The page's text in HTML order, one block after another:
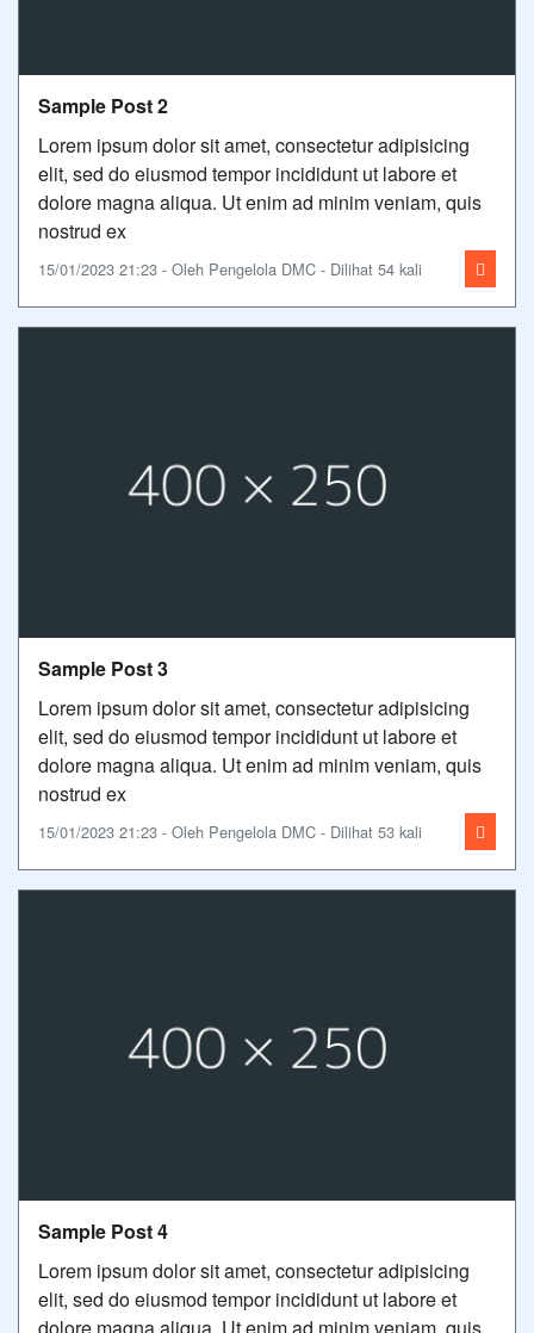
Sample Post 2
Lorem ipsum dolor sit amet, consectetur adipisicing
elit, sed do eiusmod tempor incididunt ut labore et
dolore magna aliqua. Ut enim ad minim veniam, quis
nostrud ex
15/01/2023 21:23 - Oleh Pengelola DMC - Dilihat 54 kali
Sample Post 3
Lorem ipsum dolor sit amet, consectetur adipisicing
elit, sed do eiusmod tempor incididunt ut labore et
dolore magna aliqua. Ut enim ad minim veniam, quis
nostrud ex
15/01/2023 21:23 - Oleh Pengelola DMC - Dilihat 53 kali
Sample Post 4
Lorem ipsum dolor sit amet, consectetur adipisicing
elit, sed do eiusmod tempor incididunt ut labore et